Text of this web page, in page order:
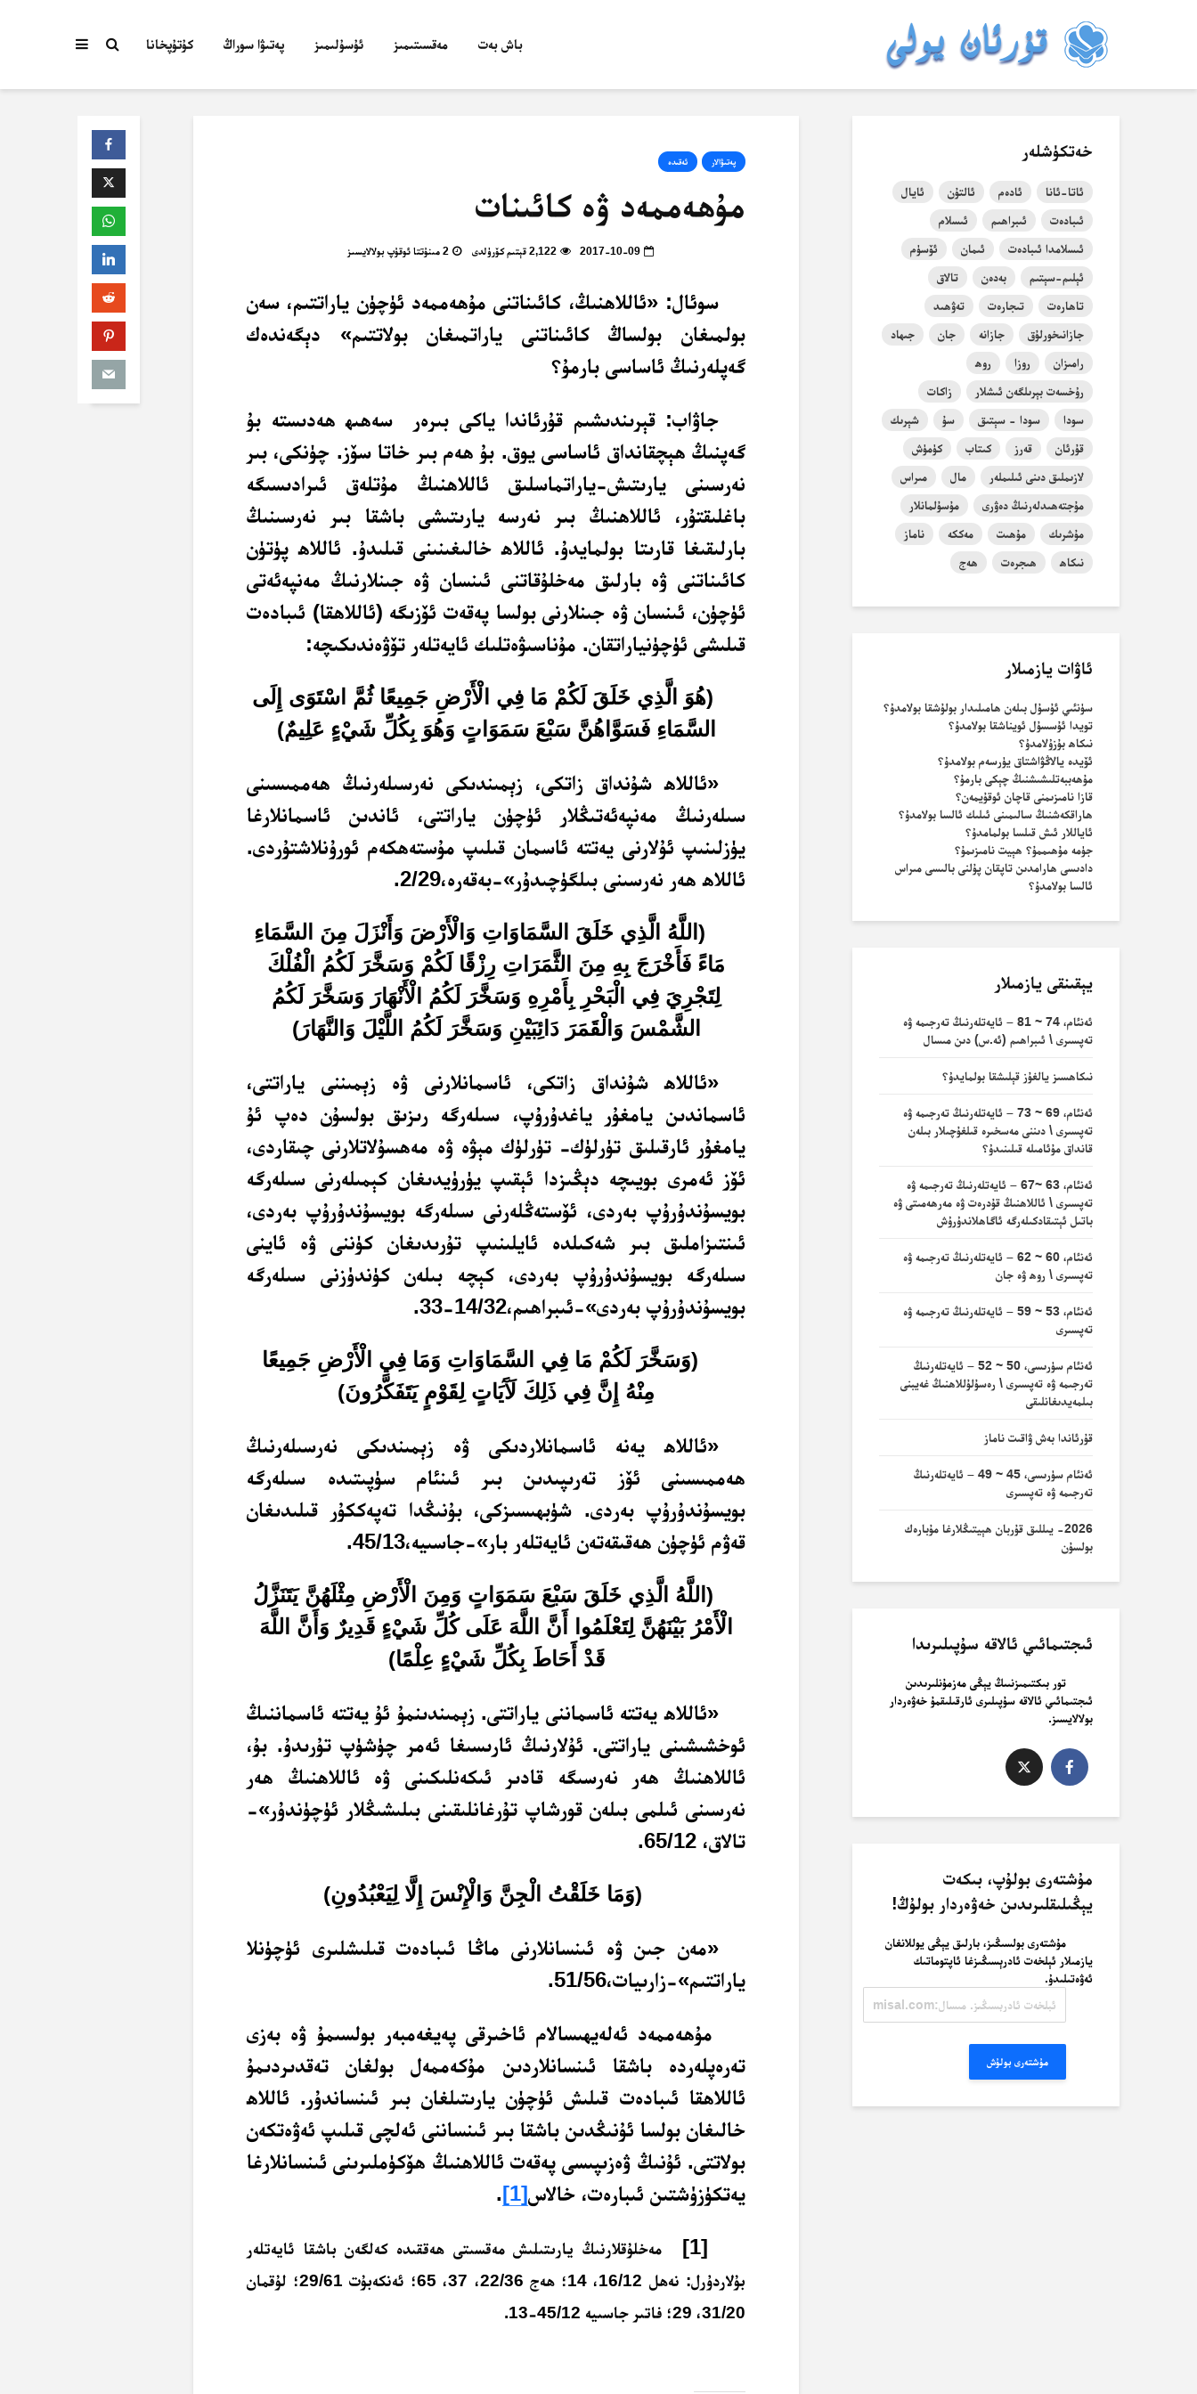
باش بەت مەقسىتىمىز ئۇسۇلىمىز پەتىۋا سوراڭ كۇتۇپخانا
پەتىۋالار ئەقىدە
مۇھەممەد ۋە كائىنات
2017-10-09 2,122 قېتىم كۆرۈلدى 2 مىنۇتتا ئوقۇپ بولالايسىز
سوئال: «ئاللاھنىڭ، كائىناتنى مۇھەممەد ئۈچۈن ياراتتىم، سەن
بولمىغان بولساڭ كائىناتنى ياراتمىغان بولاتتىم» دېگەندەك
گەپلەرنىڭ ئاساسى بارمۇ؟
جاۋاب: قېرىندىشىم قۇرئاندا ياكى بىرەر سەھىھ ھەدىستە بۇ
گەپنىڭ ھېچقانداق ئاساسى يوق. بۇ ھەم بىر خاتا سۆز. چۈنكى، بىر
نەرسىنى يارىتىش-ياراتماسلىق ئاللاھنىڭ مۇتلەق ئىرادىسىگە
باغلىقتۇر، ئاللاھنىڭ بىر نەرسە يارىتىشى باشقا بىر نەرسىنىڭ
بارلىقىغا قارىتا بولمايدۇ. ئاللاھ خالىغىنىنى قىلىدۇ. ئاللاھ پۈتۈن
كائىناتنى ۋە بارلىق مەخلۇقاتنى ئىنسان ۋە جىنلارنىڭ مەنپەئەتى
ئۈچۈن، ئىنسان ۋە جىنلارنى بولسا پەقەت ئۆزىگە (ئاللاھقا) ئىبادەت
قىلىشى ئۈچۈنياراتقان. مۇناسىۋەتلىك ئايەتلەر تۆۋەندىكىچە:
(هُوَ الَّذِي خَلَقَ لَكُمْ مَا فِي الْأَرْضِ جَمِيعًا ثُمَّ اسْتَوَى إِلَى
السَّمَاءِ فَسَوَّاهُنَّ سَبْعَ سَمَوَاتٍ وَهُوَ بِكُلِّ شَيْءٍ عَلِيمٌ)
«ئاللاھ شۇنداق زاتكى، زېمىندىكى نەرسىلەرنىڭ ھەممىسىنى
سىلەرنىڭ مەنپەئەتىڭلار ئۈچۈن ياراتتى، ئاندىن ئاسمانلارغا
يۈزلىنىپ ئۇلارنى يەتتە ئاسمان قىلىپ مۇستەھكەم ئورۇنلاشتۇردى.
ئاللاھ ھەر نەرسىنى بىلگۈچىدۇر»-بەقەرە،2/29.
(اللَّهُ الَّذِي خَلَقَ السَّمَاوَاتِ وَالْأَرْضَ وَأَنْزَلَ مِنَ السَّمَاءِ
مَاءً فَأَخْرَجَ بِهِ مِنَ الثَّمَرَاتِ رِزْقًا لَكُمْ وَسَخَّرَ لَكُمُ الْفُلْكَ
لِتَجْرِيَ فِي الْبَحْرِ بِأَمْرِهِ وَسَخَّرَ لَكُمُ الْأَنْهَارَ وَسَخَّرَ لَكُمُ
الشَّمْسَ وَالْقَمَرَ دَائِبَيْنِ وَسَخَّرَ لَكُمُ اللَّيْلَ وَالنَّهَارَ)
«ئاللاھ شۇنداق زاتكى، ئاسمانلارنى ۋە زېمىننى ياراتتى،
ئاسماندىن يامغۇر ياغدۇرۇپ، سىلەرگە رىزىق بولسۇن دەپ ئۇ
يامغۇر ئارقىلىق تۈرلۈك- تۈرلۈك مېۋە ۋە مەھسۇلاتلارنى چىقاردى،
ئۆز ئەمرى بويىچە دېڭىزدا ئېقىپ يۈرۈيدىغان كېمىلەرنى سىلەرگە
بويسۇندۇرۇپ بەردى، ئۆستەڭلەرنى سىلەرگە بويسۇندۇرۇپ بەردى،
ئىنتىزاملىق بىر شەكىلدە ئايلىنىپ تۇرىدىغان كۈننى ۋە ئاينى
سىلەرگە بويسۇندۇرۇپ بەردى، كېچە بىلەن كۈندۈزنى سىلەرگە
بويسۇندۇرۇپ بەردى»-ئىبراھىم،14/32-33.
(وَسَخَّرَ لَكُمْ مَا فِي السَّمَاوَاتِ وَمَا فِي الْأَرْضِ جَمِيعًا
مِنْهُ إِنَّ فِي ذَلِكَ لَآَيَاتٍ لِقَوْمٍ يَتَفَكَّرُونَ)
«ئاللاھ يەنە ئاسمانلاردىكى ۋە زېمىندىكى نەرسىلەرنىڭ
ھەممىسىنى ئۆز تەرىپىدىن بىر ئىنئام سۈپىتىدە سىلەرگە
بويسۇندۇرۇپ بەردى. شۈبھىسىزكى، بۇنىڭدا تەپەككۇر قىلىدىغان
قەۋم ئۈچۈن ھەقىقەتەن ئايەتلەر بار»-جاسىيە،45/13.
(اللَّهُ الَّذِي خَلَقَ سَبْعَ سَمَوَاتٍ وَمِنَ الْأَرْضِ مِثْلَهُنَّ يَتَنَزَّلُ
الْأَمْرُ بَيْنَهُنَّ لِتَعْلَمُوا أَنَّ اللَّهَ عَلَى كُلِّ شَيْءٍ قَدِيرٌ وَأَنَّ اللَّهَ
قَدْ أَحَاطَ بِكُلِّ شَيْءٍ عِلْمًا)
«ئاللاھ يەتتە ئاسماننى ياراتتى. زېمىندىنمۇ ئۇ يەتتە ئاسماننىڭ
ئوخشىشىنى ياراتتى. ئۇلارنىڭ ئارىسىغا ئەمر چۈشۈپ تۇرىدۇ. بۇ،
ئاللاھنىڭ ھەر نەرسىگە قادىر ئىكەنلىكىنى ۋە ئاللاھنىڭ ھەر
نەرسىنى ئىلمى بىلەن قورشاپ تۇرغانلىقىنى بىلىشىڭلار ئۈچۈندۇر»-
تالاق، 65/12.
(وَمَا خَلَقْتُ الْجِنَّ وَالْإِنْسَ إِلَّا لِيَعْبُدُونِ)
«مەن جىن ۋە ئىنسانلارنى ماڭا ئىبادەت قىلىشلىرى ئۈچۈنلا
ياراتتىم»-زارىيات،51/56.
مۇھەممەد ئەلەيھىسالام ئاخىرقى پەيغەمبەر بولسىمۇ ۋە بەزى
تەرەپلەردە باشقا ئىنسانلاردىن مۇكەممەل بولغان تەقدىردىمۇ
ئاللاھقا ئىبادەت قىلىش ئۈچۈن يارىتىلغان بىر ئىنساندۇر. ئاللاھ
خالىغان بولسا ئۇنىڭدىن باشقا بىر ئىنساننى ئەلچى قىلىپ ئەۋەتكەن
بولاتتى. ئۇنىڭ ۋەزىپىسى پەقەت ئاللاھنىڭ ھۆكۈملىرىنى ئىنسانلارغا
يەتكۈزۈشتىن ئىبارەت، خالاس[1]
.
[1]
مەخلۇقلارنىڭ يارىتىلىش مەقسىتى ھەققىدە كەلگەن باشقا ئايەتلەر
بۇلاردۇرل: نەھل 16/12، 14؛ ھەج 22/36، 37، 65؛ ئەنكەبۇت 29/61؛ لۇقمان
31/20، 29؛ فاتىر جاسىيە 45/12-13.
خەتكۈشلەر
ئاتا-ئانا ئادەم ئالتۇن
ئايال
ئىبادەت
ئىبراھىم
ئىسلام
ئىسلامدا ئىبادەت
ئىمان
ئۆسۈم
ئېلىم-سېتىم
بەدەن
تالاق
تاھارەت
تىجارەت
تەۋھىد
جازانىخورلۇق
جازانە جان
جىھاد
رامىزان
روزا
روھ
رۇخسەت بېرىلگەن ئىشلار
زاكات
سودا
سودا - سېتىق سۇ
شېرىك
قۇرئان
قەرز كىتاب
كۈمۈش
لازىملىق دىنى ئىلىملەر
مال
مىراس
مۇجتەھىدلەرنىڭ دەۋرى
مۇسۇلمانلار
مۇشرىك
مۇھىت مەككە
ناماز
نىكاھ
ھىجرەت ھەج
ئاۋات يازمىلار
سۈنئىي ئۇسۇل بىلەن ھامىلىدار بولۇشقا بولامدۇ؟
تويدا ئۇسسۇل ئويناشقا بولامدۇ؟
نىكاھ بۇزۇلامدۇ؟
ئۆيدە يالاڭۋاشتاق يۈرسەم بولامدۇ؟
مۇھەببەتلىشىشنىڭ چېكى بارمۇ؟
قازا نامىزىمنى قاچان ئوقۇيمەن؟
ھاراقكەشنىڭ سالىمىنى ئىلىك ئالسا بولامدۇ؟
ئاياللار ئىش قىلسا بولمامدۇ؟
جۈمە مۇھىممۇ؟ ھېيت نامىزىمۇ؟
دادىسى ھارامدىن تاپقان پۇلنى بالىسى مىراس
ئالسا بولامدۇ؟
يېقىنقى يازمىلار
ئەنئام، 74 ~ 81 – ئايەتلەرنىڭ تەرجىمە ۋە
تەپسىرى \ ئىبراھىم (ئە.س) دىن مىسال
نىكاھسىز يالغۇز قېلىشقا بولمايدۇ؟
ئەنئام، 69 ~ 73 – ئايەتلەرنىڭ تەرجىمە ۋە
تەپسىرى \ دىننى مەسخىرە قىلغۇچىلار بىلەن
قانداق مۇئامىلە قىلىنىدۇ؟
ئەنئام، 63 ~67 – ئايەتلەرنىڭ تەرجىمە ۋە
تەپسىرى \ ئاللاھنىڭ قۇدرەت ۋە مەرھەمىتى ۋە
باتىل ئېتىقادكىلەرگە ئاگاھلاندۇرۇش
ئەنئام، 60 ~ 62 – ئايەتلەرنىڭ تەرجىمە ۋە
تەپسىرى \ روھ ۋە جان
ئەنئام، 53 ~ 59 – ئايەتلەرنىڭ تەرجىمە ۋە
تەپسىرى
ئەنئام سۈرىسى، 50 ~ 52 – ئايەتلەرنىڭ
تەرجىمە ۋە تەپسىرى \ رەسۇلۇللاھنىڭ غەيبنى
بىلمەيدىغانلىقى
قۇرئاندا بەش ۋاقىت ناماز
ئەنئام سۈرىسى، 45 ~ 49 – ئايەتلەرنىڭ
تەرجىمە ۋە تەپسىرى
2026- يىللىق قۇربان ھېيتىڭلارغا مۇبارەك
بولسۇن
ئىجتىمائىي ئالاقە سۇپىلىرىدا
تور بىكتىمىزنىىڭ يېڭى مەزمۇنلىرىدىن
ئىجتىمائىي ئالاقە سۇپىلىرى ئارقىلىقمۇ خەۋەردار
بولالايسىز.
مۇشتەرى بولۇپ، بىكەت
يېڭىلىقلىرىدىن خەۋەردار بولۇڭ!
مۇشتەرى بولسىڭىز، بارلىق يېڭى يوللانغان
يازمىلار ئېلخەت ئادرېسىڭىزغا ئاپتوماتىك
ئەۋەتىلىدۇ.
ئادرېسىڭىز.
مۇشتەرى بولۇش